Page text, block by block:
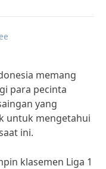
memang
para pecinta
yang
untuk mengetahui
ini.
klasemen Liga 1